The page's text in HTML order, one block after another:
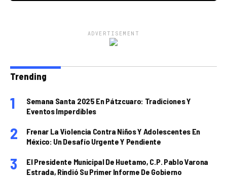
ADVERTISEMENT
Trending
Semana Santa 2025 En Pátzcuaro: Tradiciones Y
Eventos Imperdibles
Frenar La Violencia Contra Niños Y Adolescentes En
México: Un Desafío Urgente Y Pendiente
El Presidente Municipal De Huetamo, C.P. Pablo Varona
Estrada, Rindió Su Primer Informe De Gobierno